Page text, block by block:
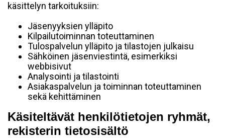
käsittelyn tarkoituksiin:
Jäsenyyksien ylläpito
Kilpailutoiminnan toteuttaminen
Tulospalvelun ylläpito ja tilastojen julkaisu
Sähköinen jäsenviestintä, esimerkiksi
webbisivut
Analysointi ja tilastointi
Asiakaspalvelun ja toiminnan toteuttaminen
sekä kehittäminen
Käsiteltävät henkilötietojen ryhmät,
rekisterin tietosisältö